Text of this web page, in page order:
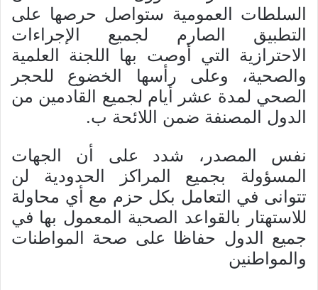
السلطات العمومية ستواصل حرصها على
التطبيق الصارم لجميع الإجراءات
الاحترازية التي أوصت بها اللجنة العلمية
والصحية، وعلى رأسها الخضوع للحجر
الصحي لمدة عشر أيام لجميع القادمين من
الدول المصنفة ضمن اللائحة ب.
نفس المصدر، شدد على أن الجهات
المسؤولة بجميع المراكز الحدودية لن
تتوانى في التعامل بكل حزم مع أي محاولة
للاستهتار بالقواعد الصحية المعمول بها في
جميع الدول حفاظا على صحة المواطنات
والمواطنين